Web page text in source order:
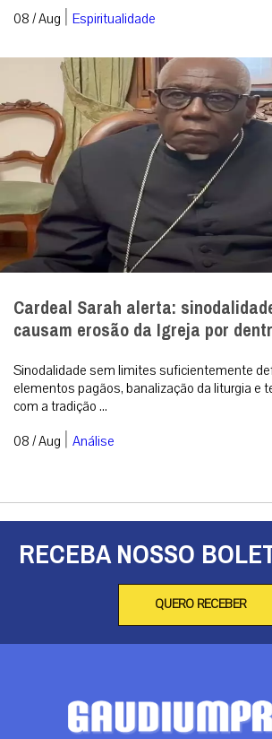
08 / Aug | Espiritualidade
Cardeal Sarah alerta:
causam erosão da Igreja por
Sinodalidade sem limites suficientemente
elementos pagãos, banalização da liturgia e
com a tradição ...
08 / Aug | Análise
RECEBA NOSSO
QUERO RECEBER